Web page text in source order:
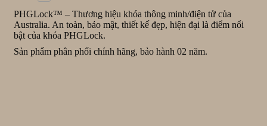
PHGLock™ – Thương hiệu khóa thông minh/điện tử của
Australia. An toàn, bảo mật, thiết kế đẹp, hiện đại là điểm nổi
bật của khóa PHGLock.
Sản phẩm phân phối chính hãng, bảo hành 02 năm.